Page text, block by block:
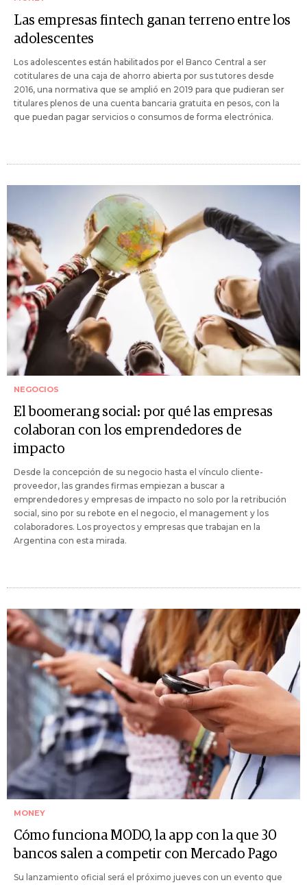
Las empresas fintech ganan terreno entre los
adolescentes
Los adolescentes están habilitados por el Banco Central a ser
cotitulares de una caja de ahorro abierta por sus tutores desde
2016, una normativa que se amplió en 2019 para que pudieran ser
titulares plenos de una cuenta bancaria gratuita en pesos, con la
que puedan pagar servicios o consumos de forma electrónica.
NEGOCIOS
El boomerang social: por qué las empresas
colaboran con los emprendedores de
impacto
Desde la concepción de su negocio hasta el vínculo cliente-
proveedor, las grandes firmas empiezan a buscar a
emprendedores y empresas de impacto no solo por la retribución
social, sino por su rebote en el negocio, el management y los
colaboradores. Los proyectos y empresas que trabajan en la
Argentina con esta mirada.
MONEY
Cómo funciona MODO, la app con la que 30
bancos salen a competir con Mercado Pago
Su lanzamiento oficial será el próximo jueves con un evento que